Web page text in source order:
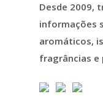
Desde 2009,
informações
aromáticos,
fragrâncias e